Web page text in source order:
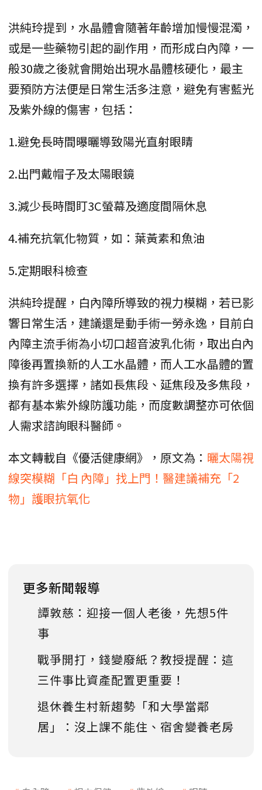
洪純玲提到，水晶體會隨著年齡增加慢慢混濁，
或是一些藥物引起的副作用，而形成白內障，一
般30歲之後就會開始出現水晶體核硬化，最主
要預防方法便是日常生活多注意，避免有害藍光
及紫外線的傷害，包括：
1.避免長時間曝曬導致陽光直射眼睛
2.出門戴帽子及太陽眼鏡
3.減少長時間盯3C螢幕及適度間隔休息
4.補充抗氧化物質，如：葉黃素和魚油
5.定期眼科檢查
洪純玲提醒，白內障所導致的視力模糊，若已影
響日常生活，建議還是動手術一勞永逸，目前白
內障主流手術為小切口超音波乳化術，取出白內
障後再置換新的人工水晶體，而人工水晶體的置
換有許多選擇，諸如長焦段、延焦段及多焦段，
都有基本紫外線防護功能，而度數調整亦可依個
人需求諮詢眼科醫師。
本文轉載自《優活健康網》，原文為： 曬太陽視
線突模糊「白 內障」找上門！醫建議補充「2
物」護眼抗氧化
更多新聞報導
譚敦慈：迎接一個人老後，先想5件
事
戰爭開打，錢變廢紙？教授提醒：這
三件事比資產配置更重要！
退休養生村新趨勢「和大學當鄰
居」：沒上課不能住、宿舍變養老房